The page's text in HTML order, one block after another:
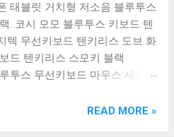
태블릿 거치형 저소음 블루투스
. 코시 모모 블루투스 키보드 텐
텍 무선키보드 텐키리스 도브 화
드 텐키리스 스모키 블랙
투스 무선키보드 마우스 세트
시 베이직 블루투스 키보드
READ MORE »